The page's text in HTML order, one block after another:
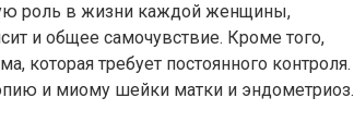
роль в жизни каждой женщины,
и общее самочувствие. Кроме того,
которая требует постоянного контроля.
и миому шейки матки и эндометриоз.